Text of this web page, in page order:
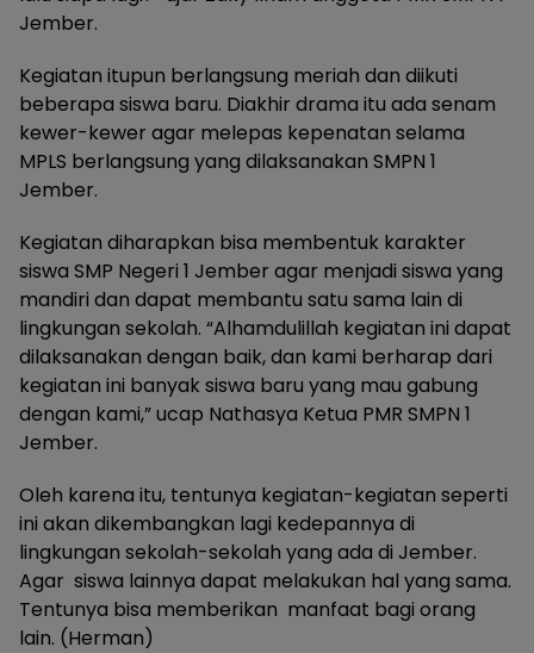
Jember.
Kegiatan itupun berlangsung meriah dan diikuti
beberapa siswa baru. Diakhir drama itu ada senam
kewer-kewer agar melepas kepenatan selama
MPLS berlangsung yang dilaksanakan SMPN 1
Jember.
Kegiatan diharapkan bisa membentuk karakter
siswa SMP Negeri 1 Jember agar menjadi siswa yang
mandiri dan dapat membantu satu sama lain di
lingkungan sekolah. “Alhamdulillah kegiatan ini dapat
dilaksanakan dengan baik, dan kami berharap dari
kegiatan ini banyak siswa baru yang mau gabung
dengan kami,” ucap Nathasya Ketua PMR SMPN 1
Jember.
Oleh karena itu, tentunya kegiatan-kegiatan seperti
ini akan dikembangkan lagi kedepannya di
lingkungan sekolah-sekolah yang ada di Jember.
Agar siswa lainnya dapat melakukan hal yang sama.
Tentunya bisa memberikan manfaat bagi orang
lain. (Herman)